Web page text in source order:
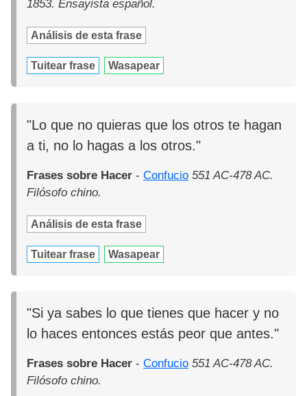
1853. Ensayista español.
Análisis de esta frase
Tuitear frase Wasapear
"Lo que no quieras que los otros te hagan
a ti, no lo hagas a los otros."
Frases sobre Hacer -Confucio 551 AC-478 AC.
Filósofo chino.
Análisis de esta frase
Tuitear frase Wasapear
"Si ya sabes lo que tienes que hacer y no
lo haces entonces estás peor que antes."
Frases sobre Hacer -Confucio 551 AC-478 AC.
Filósofo chino.